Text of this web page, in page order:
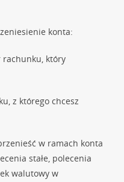
konta:
który
z którego chcesz
w ramach konta
stałe, polecenia
walutowy w